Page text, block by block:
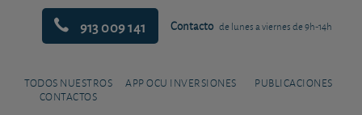
913 009 141 Contacto de lunes a viernes de 9h-14h
TODOS NUESTROS
CONTACTOS
APP OCU INVERSIONES PUBLICACIONES